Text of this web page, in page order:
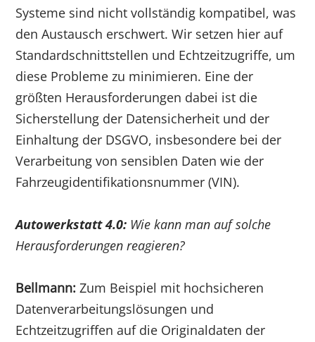
Systeme sind nicht vollständig kompatibel, was
den Austausch erschwert. Wir setzen hier auf
Standardschnittstellen und Echtzeitzugriffe, um
diese Probleme zu minimieren. Eine der
größten Herausforderungen dabei ist die
Sicherstellung der Datensicherheit und der
Einhaltung der DSGVO, insbesondere bei der
Verarbeitung von sensiblen Daten wie der
Fahrzeugidentifikationsnummer (VIN).
Autowerkstatt 4.0: Wie kann man auf solche
Herausforderungen reagieren?
Bellmann:Zum Beispiel mit hochsicheren
Datenverarbeitungslösungen und
Echtzeitzugriffen auf die Originaldaten der